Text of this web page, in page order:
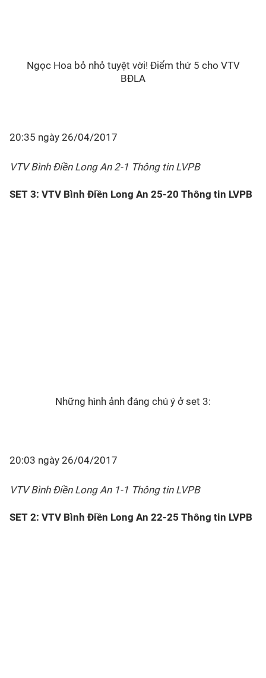
Ngọc Hoa bỏ nhỏ tuyệt vời! Điểm thứ 5 cho VTV
BĐLA
20:35 ngày 26/04/2017
VTV Bình Điền Long An 2-1 Thông tin LVPB
SET 3: VTV Bình Điền Long An 25-20 Thông tin LVPB
Những hình ảnh đáng chú ý ở set 3:
20:03 ngày 26/04/2017
VTV Bình Điền Long An 1-1 Thông tin LVPB
SET 2: VTV Bình Điền Long An 22-25 Thông tin LVPB